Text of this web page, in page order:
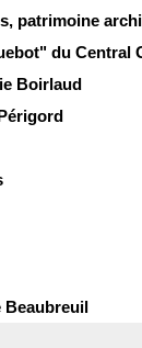
patrimoine
du Central
Boirlaud
Beaubreuil